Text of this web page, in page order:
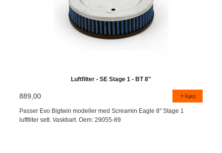
Luftfilter - SE Stage 1 - BT 8"
889,00 Kjøp
Passer Evo Bigtwin modeller med Screamin Eagle 8" Stage 1
luftfilter sett. Vaskbart. Oem: 29055-89